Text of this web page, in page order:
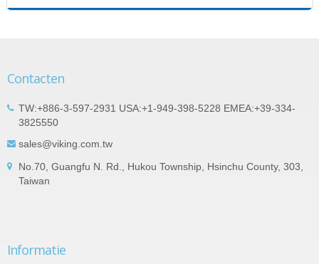
Contacten
TW:+886-3-597-2931 USA:+1-949-398-5228 EMEA:+39-334-
3825550
sales@viking.com.tw
No.70, Guangfu N. Rd., Hukou Township, Hsinchu County, 303,
Taiwan
Informatie